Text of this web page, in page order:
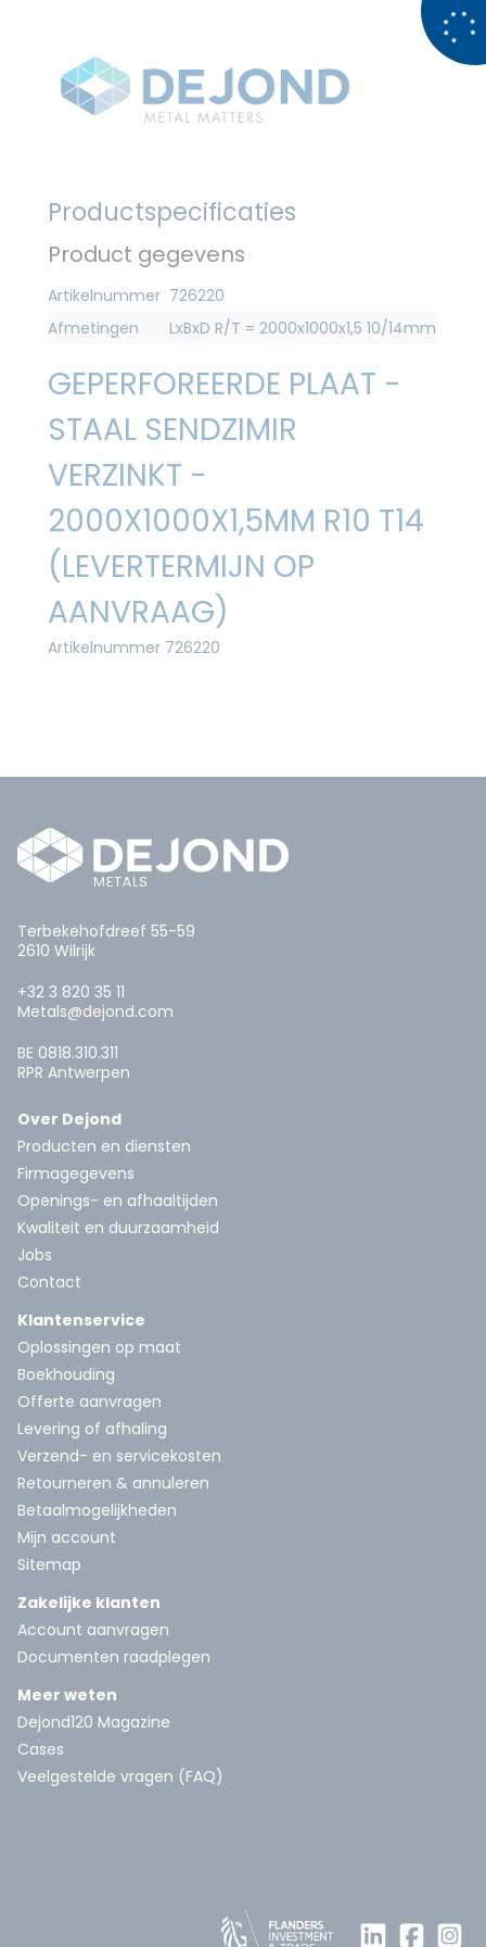
Productspecificaties
Product gegevens
Artikelnummer 726220
Afmetingen
LxBxD R/T = 2000x1000x1,5 10/14mm
GEPERFOREERDE PLAAT -
STAAL SENDZIMIR
VERZINKT -
2000X1000X1,5MM R10 T14
(LEVERTERMIJN OP
AANVRAAG)
Artikelnummer 726220
Terbekehofdreef 55-59
2610 Wilrijk
+32 3 820 35 11
Metals@dejond.com
BE 0818.310.311
RPR Antwerpen
Over Dejond
Producten en diensten
Firmagegevens
Openings- en afhaaltijden
Kwaliteit en duurzaamheid
Jobs
Contact
Klantenservice
Oplossingen op maat
Boekhouding
Offerte aanvragen
Levering of afhaling
Verzend- en servicekosten
Retourneren & annuleren
Betaalmogelijkheden
Mijn account
Sitemap
Zakelijke klanten
Account aanvragen
Documenten raadplegen
Meer weten
Dejond120 Magazine
Cases
Veelgestelde vragen (FAQ)